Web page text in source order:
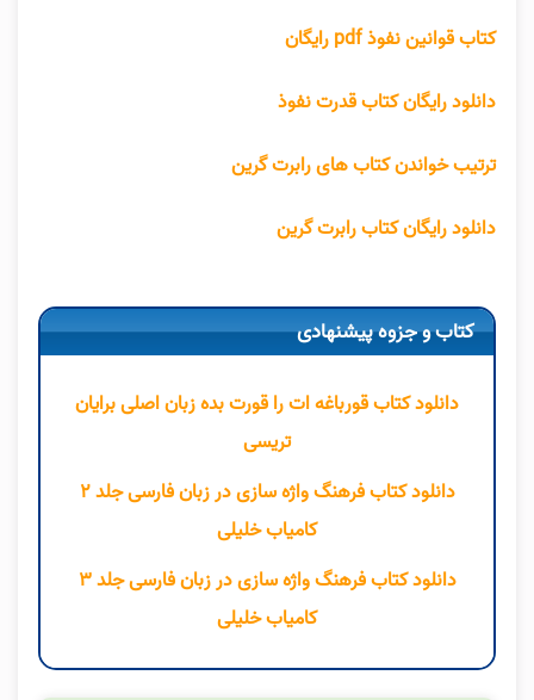
کتاب قوانین نفوذ pdf رایگان
دانلود رایگان کتاب قدرت نفوذ
ترتیب خواندن کتاب های رابرت گرین
دانلود رایگان کتاب رابرت گرین
کتاب و جزوه پیشنهادی
دانلود کتاب قورباغه ات را قورت بده زبان اصلی برایان
تریسی
دانلود کتاب فرهنگ واژه سازی در زبان فارسی جلد ۲
کامیاب خلیلی
دانلود کتاب فرهنگ واژه سازی در زبان فارسی جلد ۳
کامیاب خلیلی